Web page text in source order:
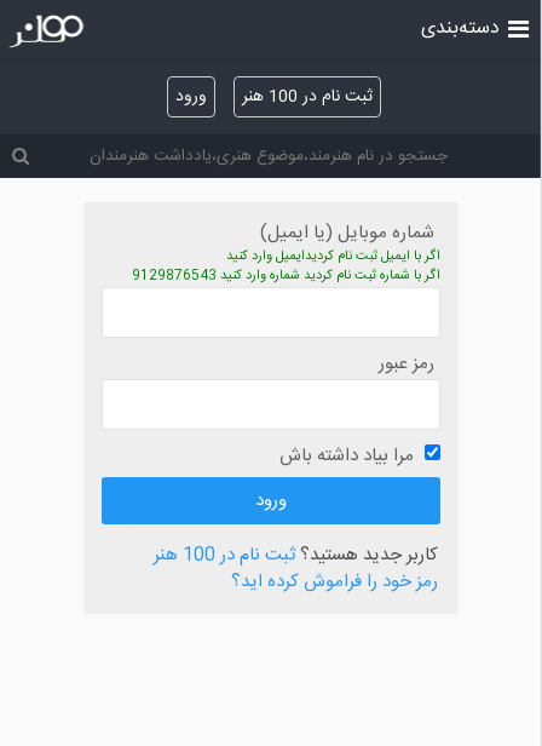
ثبت نام در 100 هنر ورود
دسته‌بندی
شماره موبایل (یا ایمیل)
اگر با ایمیل ثبت نام کردیدایمیل وارد کنید
اگر با شماره ثبت نام کردید شماره وارد کنید 9129876543
رمز عبور
مرا بیاد داشته باش
کاربر جدید هستید؟ثبت نام در 100 هنر
رمز خود را فراموش کرده اید؟